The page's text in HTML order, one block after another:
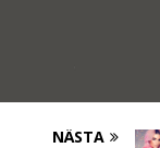
NÄSTA